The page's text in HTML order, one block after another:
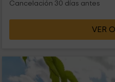
Cancelación 30 días antes
VER